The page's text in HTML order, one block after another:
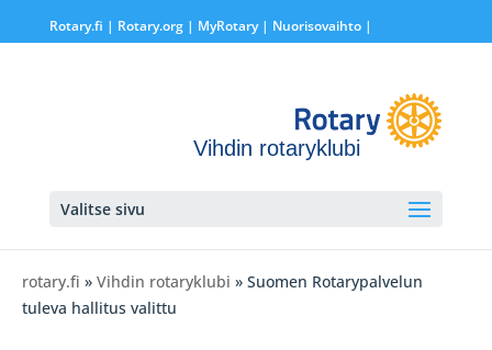
Rotary.fi | Rotary.org| MyRotary | Nuorisovaihto|
Vihdin rotaryklubi
Valitse sivu
rotary.fi » Vihdin rotaryklubi » Suomen Rotarypalvelun
tuleva hallitus valittu